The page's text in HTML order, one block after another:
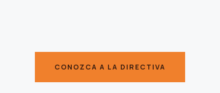
CONOZCA A LA DIRECTIVA